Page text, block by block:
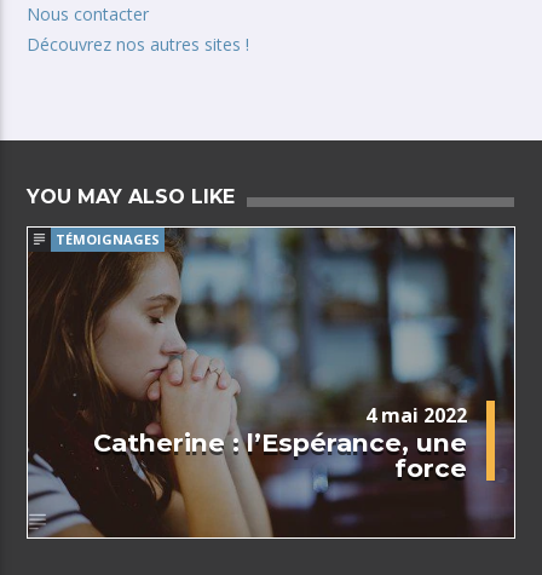
Nous contacter
Découvrez nos autres sites !
YOU MAY ALSO LIKE
TÉMOIGNAGES
4 mai 2022
Catherine : l’Espérance, une
force